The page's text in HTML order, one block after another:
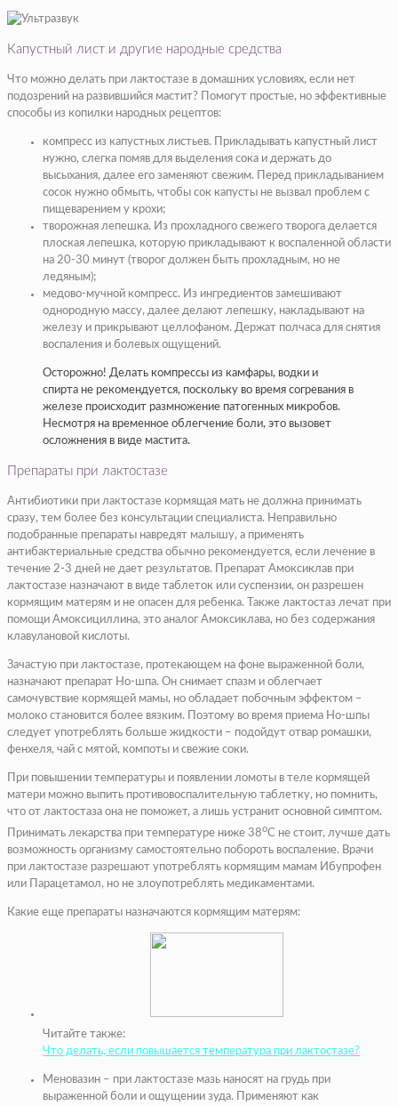
Капустный лист и другие народные средства
Что можно делать при лактостазе в домашних условиях, если нет
подозрений на развившийся мастит? Помогут простые, но эффективные
способы из копилки народных рецептов:
компресс из капустных листьев. Прикладывать капустный лист
нужно, слегка помяв для выделения сока и держать до
высыхания, далее его заменяют свежим. Перед прикладыванием
сосок нужно обмыть, чтобы сок капусты не вызвал проблем с
пищеварением у крохи;
творожная лепешка. Из прохладного свежего творога делается
плоская лепешка, которую прикладывают к воспаленной области
на 20-30 минут (творог должен быть прохладным, но не
ледяным);
медово-мучной компресс. Из ингредиентов замешивают
однородную массу, далее делают лепешку, накладывают на
железу и прикрывают целлофаном. Держат полчаса для снятия
воспаления и болевых ощущений.
Осторожно! Делать компрессы из камфары, водки и
спирта не рекомендуется, поскольку во время согревания в
железе происходит размножение патогенных микробов.
Несмотря на временное облегчение боли, это вызовет
осложнения в виде мастита.
Препараты при лактостазе
Антибиотики при лактостазе кормящая мать не должна принимать
сразу, тем более без консультации специалиста. Неправильно
подобранные препараты навредят малышу, а применять
антибактериальные средства обычно рекомендуется, если лечение в
течение 2-3 дней не дает результатов. Препарат Амоксиклав при
лактостазе назначают в виде таблеток или суспензии, он разрешен
кормящим матерям и не опасен для ребенка. Также лактостаз лечат при
помощи Амоксициллина, это аналог Амоксиклава, но без содержания
клавулановой кислоты.
Зачастую при лактостазе, протекающем на фоне выраженной боли,
назначают препарат Но-шпа. Он снимает спазм и облегчает
самочувствие кормящей мамы, но обладает побочным эффектом –
молоко становится более вязким. Поэтому во время приема Но-шпы
следует употреблять больше жидкости – подойдут отвар ромашки,
фенхеля, чай с мятой, компоты и свежие соки.
При повышении температуры и появлении ломоты в теле кормящей
матери можно выпить противовоспалительную таблетку, но помнить,
что от лактостаза она не поможет, а лишь устранит основной симптом.
Принимать лекарства при температуре ниже 38оС не стоит, лучше дать
возможность организму самостоятельно побороть воспаление. Врачи
при лактостазе разрешают употреблять кормящим мамам Ибупрофен
или Парацетамол, но не злоупотреблять медикаментами.
Какие еще препараты назначаются кормящим матерям:
Читайте также:
Что делать, если повышается температура при лактостазе?
Меновазин – при лактостазе мазь наносят на грудь при
выраженной боли и ощущении зуда. Применяют как